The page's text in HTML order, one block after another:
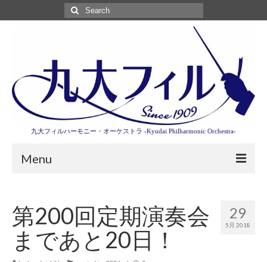
Search
for:
九大フィルハーモニー・オーケストラ -Kyudai Philharmonic Orchestra-
Menu
演奏会情報
卒業記念演奏会2027
29
5月 2018
第200回定期演奏会
まであと20日！